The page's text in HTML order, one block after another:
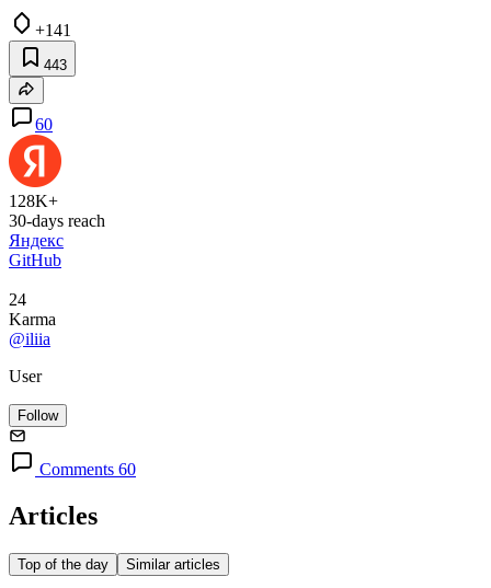
+141
443
60
128K+
30-days reach
Яндекс
GitHub
24
Karma
@iliia
User
Follow
Comments 60
Articles
Top of the day Similar articles